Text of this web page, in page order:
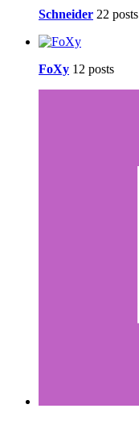
Schneider 22 posts
FoXy 12 posts